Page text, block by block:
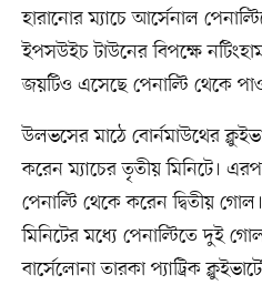
হারানোর ম্যাচে আর্সেনাল
ইপসউইচ টাউনের বিপক্ষে
জয়টিও এসেছে পেনাল্টি থেকে
উলভসের মাঠে বোর্নমাউথের
করেন ম্যাচের তৃতীয় মিনিটে।
পেনাল্টি থেকে করেন দ্বিতীয়
মিনিটের মধ্যে পেনাল্টিতে দুই
বার্সেলোনা তারকা প্যাট্রিক